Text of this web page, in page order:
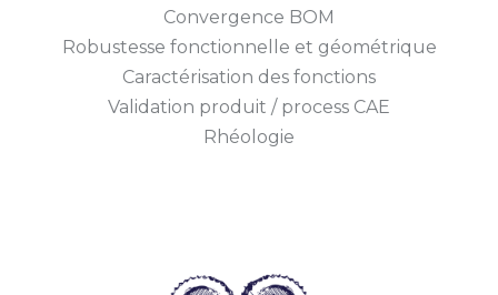
Convergence BOM
Robustesse fonctionnelle et géométrique
Caractérisation des fonctions
Validation produit / process CAE
Rhéologie